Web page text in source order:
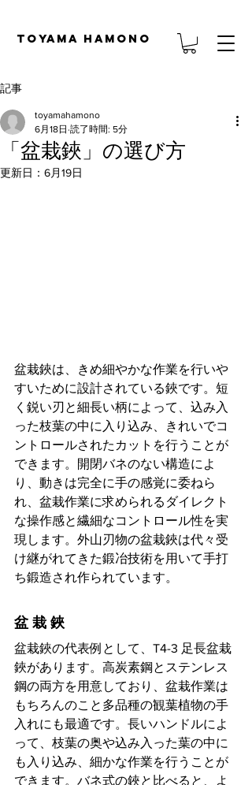
TOYAMA HAMONO
記事
「盆栽鋏」の選び方
toyamahamono
6月18日 読了時間: 5分
更新日： 6月19日
盆栽鋏は、きめ細やかな作業を行いや
すいために設計されている鋏です。短
く鋭い刃と細長い柄によって、込み入
った枝葉の中に入り込み、きれいでコ
ントロールされたカットを行うことが
できます。開閉バネのない構造によ
り、動きは完全に手の感覚に委ねら
れ、盆栽作業に求められるダイレクト
な操作感と繊細なコントロール性を実
現します。外山刃物の盆栽鋏は代々受
け継がれてきた鍛冶技術を用いて手打
ち鍛造され作られています。
盆 栽 鋏
盆栽鋏の代表例として、T4-3 足長盆栽
鋏があります。高炭素鋼とステンレス
鋼の両方を用意しており、盆栽作業は
もちろんのこと多品種の観葉植物の手
入れにも最適です。長いハンドルによ
って、枝葉の奥や込み入った葉の中に
も入り込み、細かな作業を行うことが
できます。バネ式の鋏と比べると、よ